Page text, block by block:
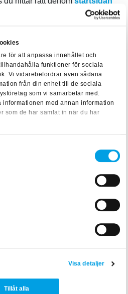
för att anpassa innehållet och
funktioner för sociala
Vi vidarebefordrar även sådana
från din enhet till de sociala
som vi samarbetar med.
informationen med annan information
som de har samlat in när du har
Visa detaljer
Tillåt alla
våra kurser i sökfältet längst ner